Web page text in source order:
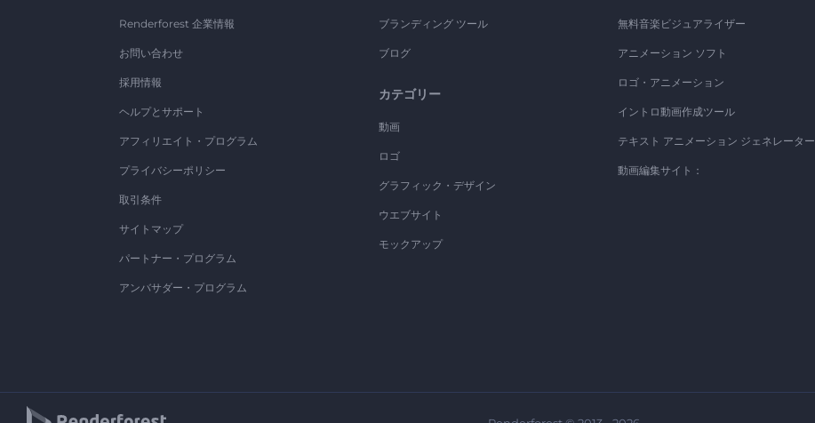
Renderforest 企業情報
お問い合わせ
採用情報
ヘルプとサポート
アフィリエイト・プログラム
プライバシーポリシー
取引条件
サイトマップ
パートナー・プログラム
アンバサダー・プログラム
ブランディング ツール
ブログ
カテゴリー
動画
ロゴ
グラフィック・デザイン
ウエブサイト
モックアップ
無料音楽ビジュアライザー
アニメーション ソフト
ロゴ・アニメーション
イントロ動画作成ツール
テキスト アニメーション ジェネレーター
動画編集サイト：